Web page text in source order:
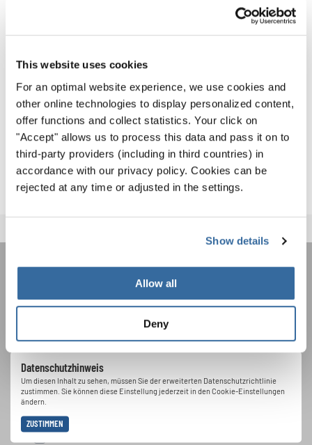
This website uses cookies
For an optimal website experience, we use cookies and
other online technologies to display personalized content,
offer functions and collect statistics. Your click on
"Accept" allows us to process this data and pass it on to
third-party providers (including in third countries) in
accordance with our privacy policy. Cookies can be
rejected at any time or adjusted in the settings.
Show details
Allow all
Deny
Der Countdown läuft...
Euer Moment ist gekommen. Seid bereit, Teil von etwas
Großem zu sein!Folgt uns auf Social Media für aktuelle
Einblicke, Live-Updates und inspirierende Eindrücke aus
Aarhus. Und: Teilt Eure Reise mit dem Hashtag
#EuropeanChoirGames
– so wird Eure Geschichte Teil
einer weltweiten Chorgemeinschaft.
Datenschutzhinweis
Um diesen Inhalt zu sehen, müssen Sie der erweiterten Datenschutzrichtlinie
zustimmen. Sie können diese Einstellung jederzeit in den Cookie-Einstellungen
ändern.
ZUSTIMMEN
INTERKULTUR NEWSLETTER
Festivals, Chorwettbewerbe, Mitsingprojekte:
Besondere Veranstaltungshinweise und
kostenlosen INTERKULTUR-Newsletter.